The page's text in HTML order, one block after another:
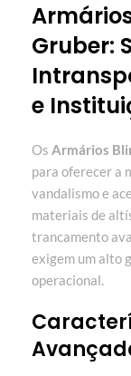
Gruber:
e
Os Armários
para oferecer a
vandalismo e
materiais de
trancamento
exigem um alto
operacional.